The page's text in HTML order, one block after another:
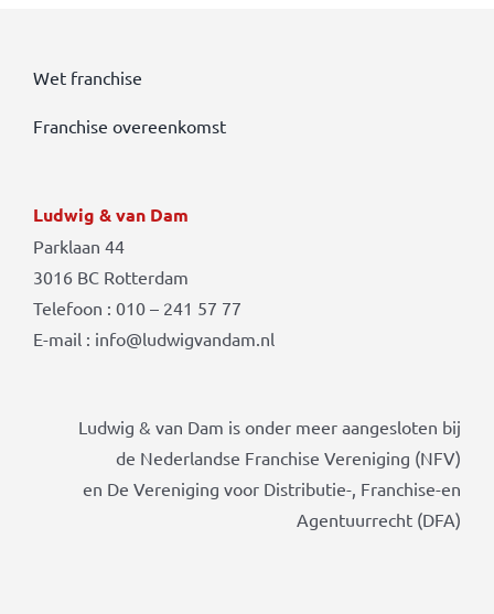
Wet franchise
Franchise overeenkomst
Ludwig & van Dam
Parklaan 44
3016 BC Rotterdam
Telefoon : 010 – 241 57 77
E-mail : info@ludwigvandam.nl
Ludwig & van Dam is onder meer aangesloten bij
de Nederlandse Franchise Vereniging (NFV)
en De Vereniging voor Distributie-, Franchise-en
Agentuurrecht (DFA)